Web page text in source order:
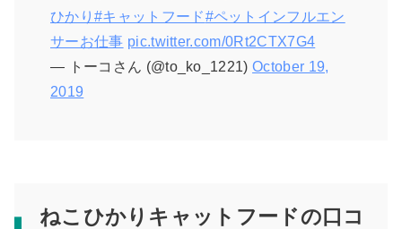
ひかり #キャットフード#ペットインフルエン
サーお仕事 pic.twitter.com/0Rt2CTX7G4
— トーコさん (@to_ko_1221)October 19,
2019
ねこひかりキャットフードの口コ